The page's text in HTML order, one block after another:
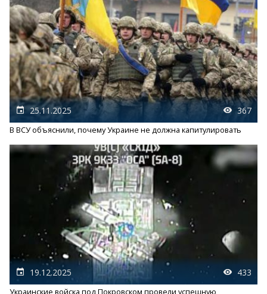
25.11.2025 367
В ВСУ объяснили, почему Украине не должна капитулировать
19.12.2025 433
Украинские войска под Покровском провели успешную